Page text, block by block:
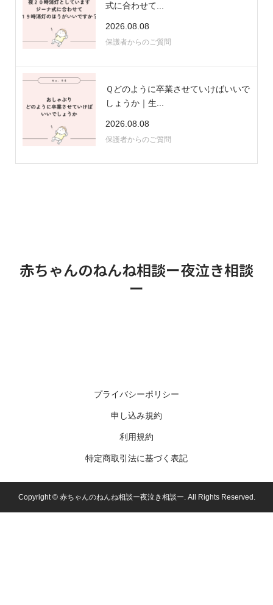
式に合わせて...
2026.08.08
保護者からのご質問
Ｑどのように卒業させていけばいいで
しょうか｜生...
2026.08.08
保護者からのご質問
赤ちゃんのねんね相談ー夜泣き相談
ー
プライバシーポリシー
申し込み規約
利用規約
特定商取引法に基づく表記
Copyright ©赤ちゃんのねんね相談ー夜泣き相談ー. All Rights Reserved.